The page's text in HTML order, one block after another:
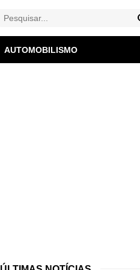
AUTOMOBILISMO